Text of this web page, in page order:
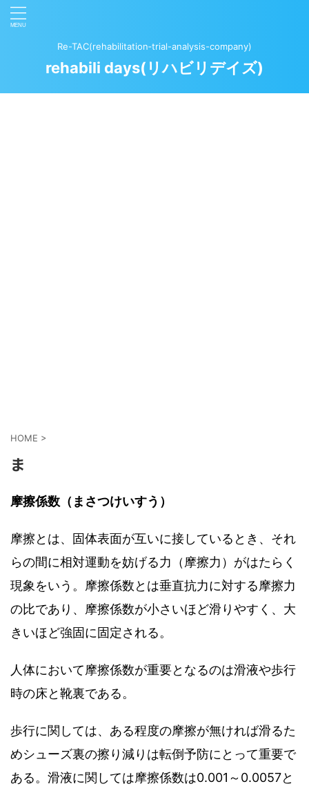
Re-TAC(rehabilitation‐trial-analysis-company)
rehabili days(リハビリデイズ)
HOME >
ま
摩擦係数（まさつけいすう）
摩擦とは、固体表面が互いに接しているとき、それ
らの間に相対運動を妨げる力（摩擦力）がはたらく
現象をいう。摩擦係数とは垂直抗力に対する摩擦力
の比であり、摩擦係数が小さいほど滑りやすく、大
きいほど強固に固定される。
人体において摩擦係数が重要となるのは滑液や歩行
時の床と靴裏である。
歩行に関しては、ある程度の摩擦が無ければ滑るた
めシューズ裏の擦り減りは転倒予防にとって重要で
ある。滑液に関しては摩擦係数は0.001～0.0057と